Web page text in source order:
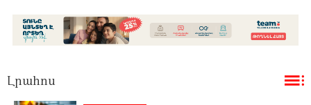
Լրահոս